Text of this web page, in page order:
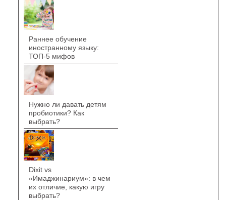
Раннее обучение
иностранному языку:
ТОП-5 мифов
Нужно ли давать детям
пробиотики? Как
выбрать?
Dixit vs
«Имаджинариум»: в чем
их отличие, какую игру
выбрать?